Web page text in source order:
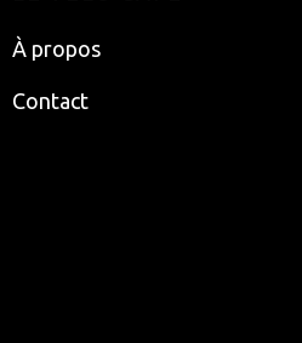
À propos
Contact